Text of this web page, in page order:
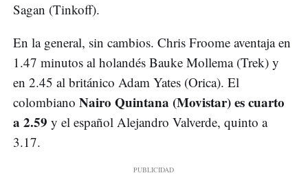
Sagan (Tinkoff).
En la general, sin cambios. Chris Froome aventaja en
1.47 minutos al holandés Bauke Mollema (Trek) y
en 2.45 al británico Adam Yates (Orica). El
colombiano Nairo Quintana (Movistar) es cuarto
a 2.59 y el español Alejandro Valverde, quinto a
3.17.